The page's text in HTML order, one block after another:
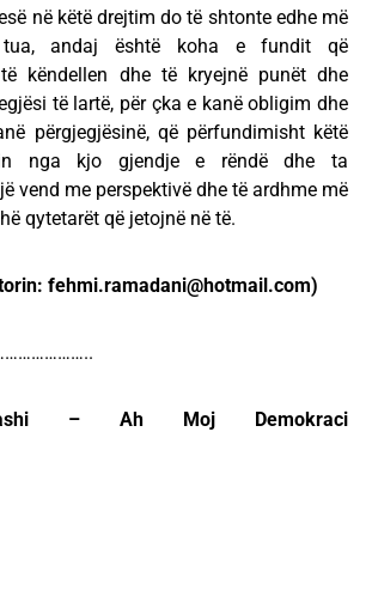
në këtë drejtim do të shtonte edhe më
tua, andaj është koha e fundit që
këndellen dhe të kryejnë punët dhe
të lartë, për çka e kanë obligim dhe
përgjegjësinë, që përfundimisht këtë
nga kjo gjendje e rëndë dhe ta
vend me perspektivë dhe të ardhme më
qytetarët që jetojnë në të.
fehmi.ramadani@hotmail.com)
– Ah Moj Demokraci